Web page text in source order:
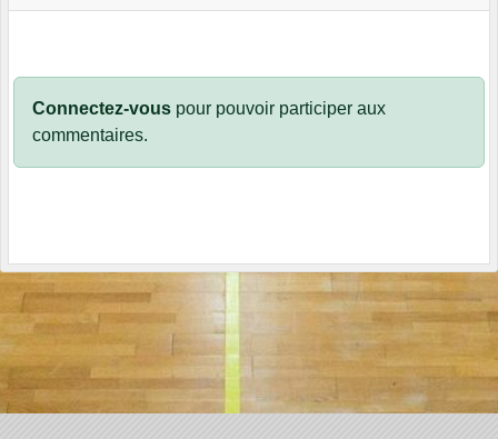
Connectez-vous pour pouvoir participer aux
commentaires.